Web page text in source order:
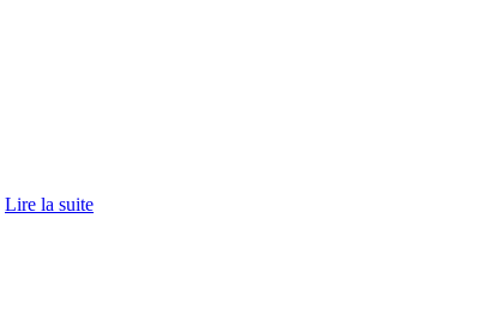
Lire la suite